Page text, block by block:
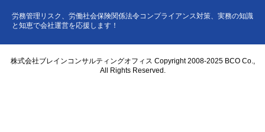
労務管理リスク、労働社会保険関係法令コンプライアンス対策、実務の知識
と知恵で会社運営を応援します！
株式会社ブレインコンサルティングオフィス Copyright 2008-2025 BCO Co.,
All Rights Reserved.